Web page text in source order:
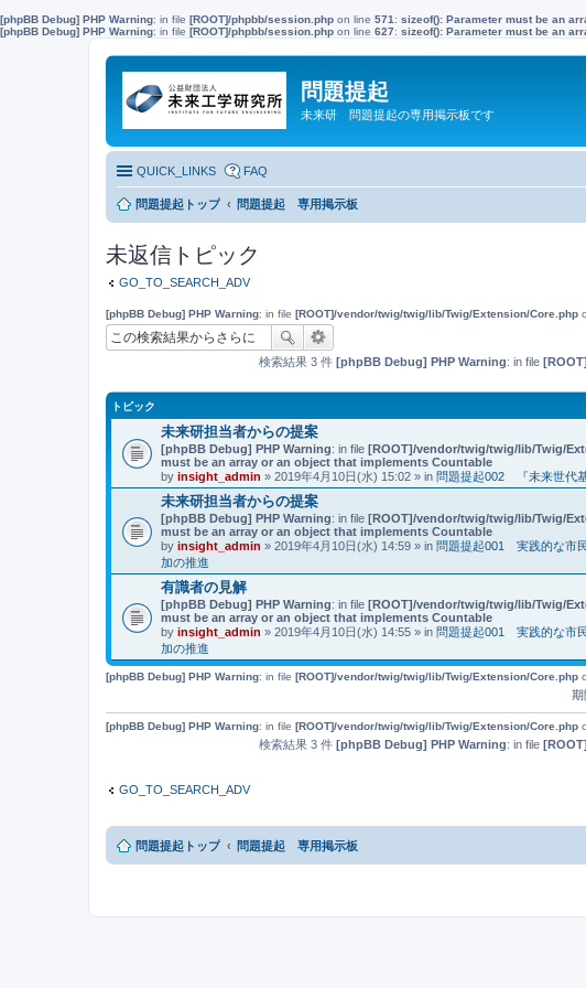
[phpBB Debug] PHP Warning: in file [ROOT]/phpbb/session.php on line 571 : sizeof(): Parameter must be an
[phpBB Debug] PHP Warning: in file [ROOT]/phpbb/session.php on line 627: sizeof(): Parameter must be an
問題提起
未来研 問題提起の専用掲示板です
QUICK_LINKS FAQ
問題提起トップ 問題提起 専用掲示板
未返信トピック
GO_TO_SEARCH_ADV
[phpBB Debug] PHP Warning: in file [ROOT]/vendor/twig/twig/lib/Twig/Extension/Core.php
検索結果 3 件 [phpBB Debug] PHP Warning: in file
トピック
未来研担当者からの提案
[phpBB Debug] PHP Warning: in file [ROOT]/vendor/twig/twig/lib/Twig/
must be an array or an object that implements Countable
by insight_admin » 2019年4月10日(水) 15:02 » in 問題提起002 『未来世代
未来研担当者からの提案
[phpBB Debug] PHP Warning: in file [ROOT]/vendor/twig/twig/lib/Twig/
must be an array or an object that implements Countable
by insight_admin » 2019年4月10日(水) 14:59 » in 問題提起001 実践的な市
加の推進
有識者の見解
[phpBB Debug] PHP Warning: in file [ROOT]/vendor/twig/twig/lib/Twig/
must be an array or an object that implements Countable
by insight_admin » 2019年4月10日(水) 14:55 » in 問題提起001 実践的な市
加の推進
[phpBB Debug] PHP Warning: in file [ROOT]/vendor/twig/twig/lib/Twig/Extension/Core.php
期
[phpBB Debug] PHP Warning: in file [ROOT]/vendor/twig/twig/lib/Twig/Extension/Core.php
検索結果 3 件 [phpBB Debug] PHP Warning: in file
GO_TO_SEARCH_ADV
問題提起トップ 問題提起 専用掲示板